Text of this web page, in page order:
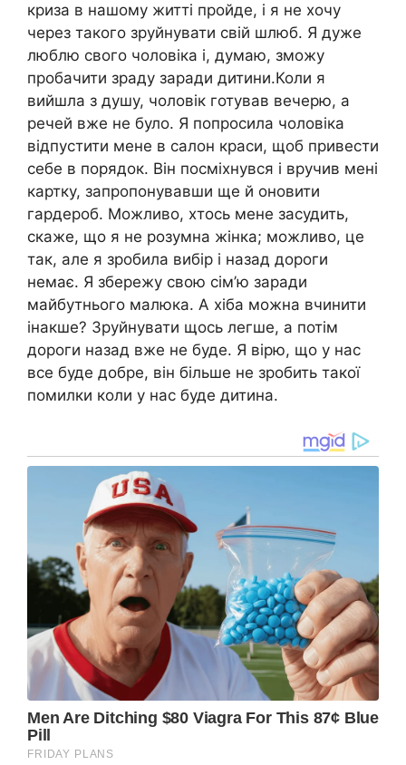
криза в нашому житті пройде, і я не хочу
через такого зруйнувати свій шлюб. Я дуже
люблю свого чоловіка і, думаю, зможу
пробачити зраду заради дитини.Коли я
вийшла з душу, чоловік готував вечерю, а
речей вже не було. Я попросила чоловіка
відпустити мене в салон краси, щоб привести
себе в порядок. Він посміхнувся і вручив мені
картку, запропонувавши ще й оновити
гардероб. Можливо, хтось мене засудить,
скаже, що я не розумна жінка; можливо, це
так, але я зробила вибір і назад дороги
немає. Я збережу свою сім’ю заради
майбутнього малюка. А хіба можна вчинити
інакше? Зруйнувати щось легше, а потім
дороги назад вже не буде. Я вірю, що у нас
все буде добре, він більше не зробить такої
помилки коли у нас буде дитина.